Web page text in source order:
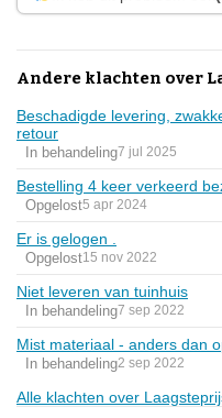
Andere klachten over
Beschadigde levering,
retour
In behandeling7 jul 2025
Bestelling 4 keer verkeerd
Opgelost5 apr 2024
Er is gelogen .
Opgelost15 nov 2022
Niet leveren van tuinhuis
In behandeling7 sep 2022
Mist materiaal - anders dan
In behandeling2 sep 2022
Alle klachten over